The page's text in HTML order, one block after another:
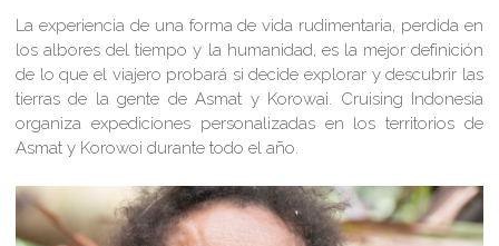
La experiencia de una forma de vida rudimentaria, perdida en
los albores del tiempo y la humanidad, es la mejor definición
de lo que el viajero probará si decide explorar y descubrir las
tierras de la gente de Asmat y Korowai. Cruising Indonesia
organiza expediciones personalizadas en los territorios de
Asmat y Korowoi durante todo el año.